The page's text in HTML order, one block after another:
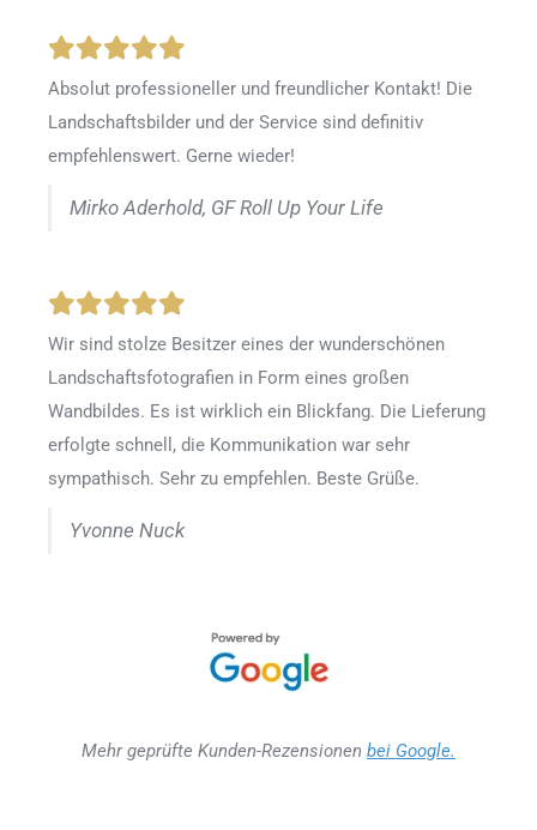
Absolut professioneller und freundlicher Kontakt! Die
Landschaftsbilder und der Service sind definitiv
empfehlenswert. Gerne wieder!
Mirko Aderhold, GF Roll Up Your Life
Wir sind stolze Besitzer eines der wunderschönen
Landschaftsfotografien in Form eines großen
Wandbildes. Es ist wirklich ein Blickfang. Die Lieferung
erfolgte schnell, die Kommunikation war sehr
sympathisch. Sehr zu empfehlen. Beste Grüße.
Yvonne Nuck
Mehr geprüfte Kunden-Rezensionen bei Google.